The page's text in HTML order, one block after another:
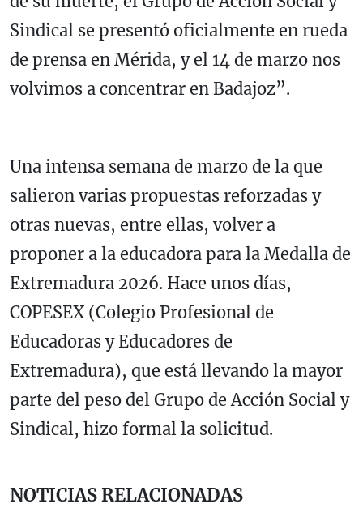
Sindical se presentó oficialmente en rueda
de prensa en Mérida, y el 14 de marzo nos
volvimos a concentrar en Badajoz”.
Una intensa semana de marzo de la que
salieron varias propuestas reforzadas y
otras nuevas, entre ellas, volver a
proponer a la educadora para la Medalla de
Extremadura 2026. Hace unos días,
COPESEX (Colegio Profesional de
Educadoras y Educadores de
Extremadura), que está llevando la mayor
parte del peso del Grupo de Acción Social y
Sindical, hizo formal la solicitud.
NOTICIAS RELACIONADAS